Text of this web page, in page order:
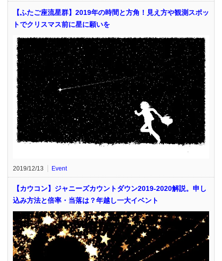
【ふたご座流星群】2019年の時間と方角！見え方や観測スポッ
トでクリスマス前に星に願いを
2019/12/13 Event
【カウコン】ジャニーズカウントダウン2019-2020解説。申し
込み方法と倍率・当落は？年越し一大イベント